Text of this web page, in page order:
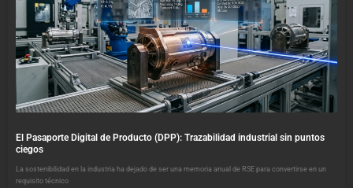
El Pasaporte Digital de Producto (DPP): Trazabilidad industrial sin puntos
ciegos
La sostenibilidad en la industria ha dejado de ser una memoria anual de RSE para convertirse en un
requisito técnico